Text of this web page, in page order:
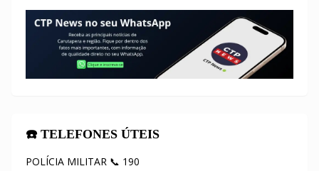
☎️ TELEFONES ÚTEIS
POLÍCIA MILITAR 📞 190